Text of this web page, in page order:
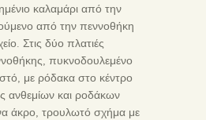
καλαμάρι από την
από την πεννοθήκη
Στις δύο πλατιές
πυκνοδουλεμένο
με ρόδακα στο κέντρο
ανθεμίων και ροδάκων
άκρο, τρουλωτό σχήμα με